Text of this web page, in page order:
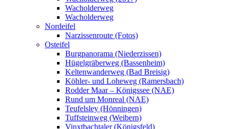
Wacholderweg
Wacholderweg
Nordeifel
Narzissenroute (Fotos)
Osteifel
Burgpanorama (Niederzissen)
Hügelgräberweg (Bassenheim)
Keltenwanderweg (Bad Breisig)
Köhler- und Loheweg (Ramersbach)
Rodder Maar – Königssee (NAE)
Rund um Monreal (NAE)
Teufelsley (Hönningen)
Tuffsteinweg (Weibern)
Vinxtbachtaler (Königsfeld)